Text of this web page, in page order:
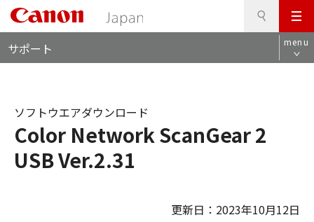
メ
ニ
ュ
サポート menu
Color Network ScanGear 2
USB Ver.2.31
ソフトウエアダウンロード
更新日：2023年10月12日